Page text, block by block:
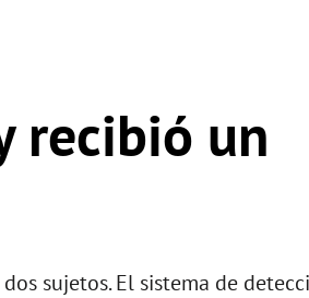
recibió un
sujetos. El sistema de